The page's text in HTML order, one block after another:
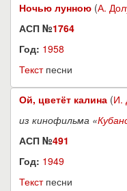
Ночью лунною (А.
АСП №1764
Год: 1958
Текстпесни
Ой, цветёт калина (И.
из кинофильма «
АСП №491
Год: 1949
Текстпесни